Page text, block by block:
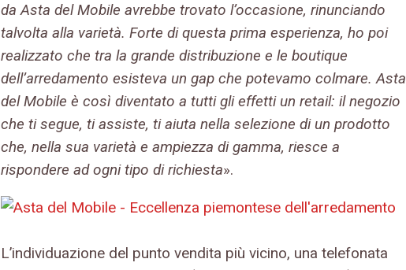
da Asta del Mobile avrebbe trovato l’occasione, rinunciando
talvolta alla varietà. Forte di questa prima esperienza, ho poi
realizzato che tra la grande distribuzione e le boutique
dell’arredamento esisteva un gap che potevamo colmare. Asta
del Mobile è così diventato a tutti gli effetti un retail: il negozio
che ti segue, ti assiste, ti aiuta nella selezione di un prodotto
che, nella sua varietà e ampiezza di gamma, riesce a
rispondere ad ogni tipo di richiesta».
L’individuazione del punto vendita più vicino, una telefonata